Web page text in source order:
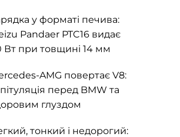
у форматі печива:
Pandaer PTC16 видає
Вт при товщині 14 мм
AMG повертає V8:
перед BMW та
глуздом
тонкий і недорогий: